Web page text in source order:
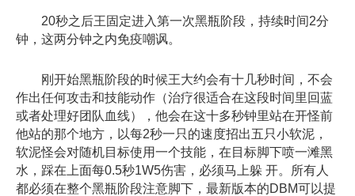
20秒之后王固定进入第一次黑瓶阶段，持续时间2分
钟，这两分钟之内免疫嘲讽。
刚开始黑瓶阶段的时候王大约会有十几秒时间，不会
作出任何攻击和技能动作（治疗很适合在这段时间里回蓝
或者处理好团队血线），他会在这十多秒钟里站在开怪前
他站的那个地方，以每2秒一只的速度招出五只小软泥，
软泥怪会对随机目标使用一个技能，在目标脚下喷一滩黑
水，踩在上面每0.5秒1W5伤害，必须马上躲 开。所有人
都必须在整个黑瓶阶段注意脚下，最新版本的DBM可以提